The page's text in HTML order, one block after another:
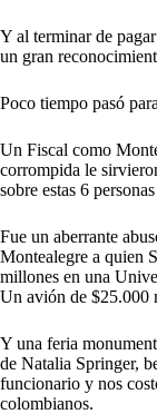
Y al terminar de
un gran
Poco tiempo pasó
Un Fiscal como
corrompida le
sobre estas 6
Fue un aberrante
Montealegre a quien
millones en una
Un avión de $25.000
Y una feria
de Natalia Springer,
funcionario y nos
colombianos.